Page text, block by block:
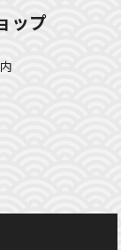
ップ